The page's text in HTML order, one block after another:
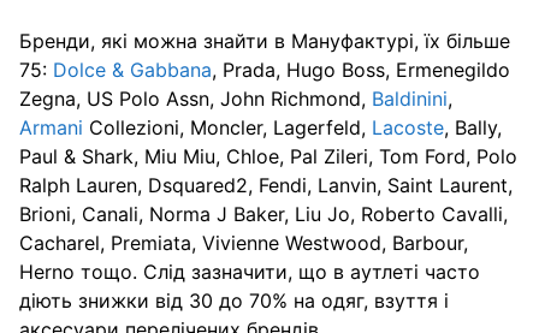
Бренди, які можна знайти в Мануфактурі, їх більше
75: Dolce & Gabbana, Prada, Hugo Boss, Ermenegildo
Zegna, US Polo Assn, John Richmond, Baldinini,
Armani Collezioni, Moncler, Lagerfeld, Lacoste, Bally,
Paul & Shark, Miu Miu, Chloe, Pal Zileri, Tom Ford, Polo
Ralph Lauren, Dsquared2, Fendi, Lanvin, Saint Laurent,
Brioni, Canali, Norma J Baker, Liu Jo, Roberto Cavalli,
Cacharel, Premiata, Vivienne Westwood, Barbour,
Herno тощо. Слід зазначити, що в аутлеті часто
діють знижки від 30 до 70% на одяг, взуття і